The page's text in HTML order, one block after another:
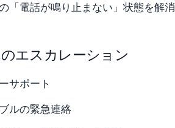
「電話が鳴り止まない」状態を解消
エスカレーション
サポート
ルの緊急連絡